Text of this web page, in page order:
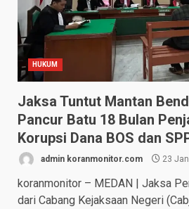
HUKUM
Jaksa Tuntut Mantan
Pancur Batu 18 Bulan
Korupsi Dana BOS dan
admin koranmonitor.com 23
koranmonitor – MEDAN | Jaksa
dari Cabang Kejaksaan Negeri